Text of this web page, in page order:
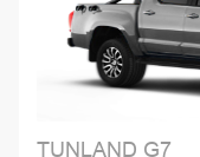
TUNLAND G7